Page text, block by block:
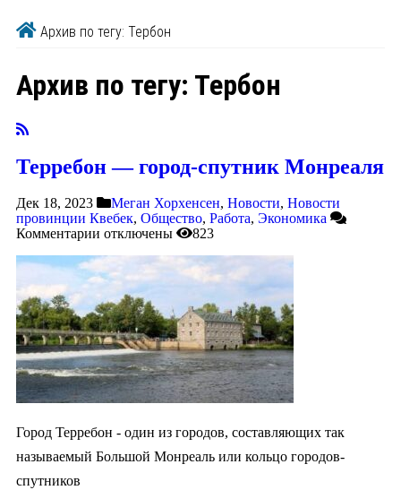
Архив по тегу: Тербон
Архив по тегу: Тербон
Терребон — город-спутник Монреаля
Дек 18, 2023 Меган Хорхенсен, Новости, Новости
провинции Квебек, Общество, Работа, Экономика
Комментарии отключены 823
Город Терребон - один из городов, составляющих так
называемый Большой Монреаль или кольцо городов-
спутников